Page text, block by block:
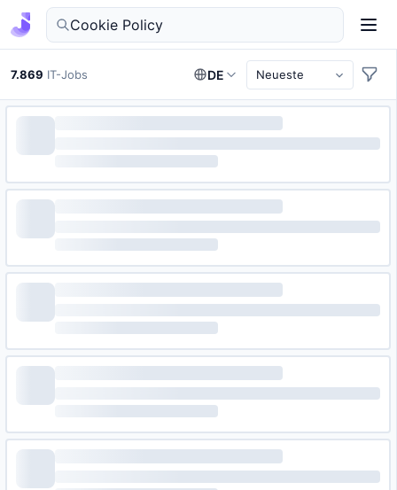
IT-Jobs in Deutschland finden
7.869 IT-Jobs DE